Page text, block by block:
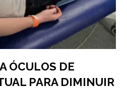
ÓCULOS DE
PARA DIMINUIR